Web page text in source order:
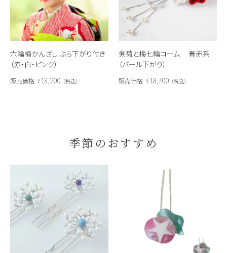
六輪梅かんざし ぶら下がり付き
（赤・白・ピンク）
販売価格 ¥13,200 税込
剣菊と梅七輪コーム 青赤系
（パール下がり）
販売価格 ¥18,700 税込
季節のおすすめ